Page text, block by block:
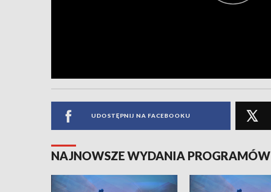
UDOSTĘPNIJ NA FACEBOOKU
NAJNOWSZE WYDANIA PROGRAMÓW